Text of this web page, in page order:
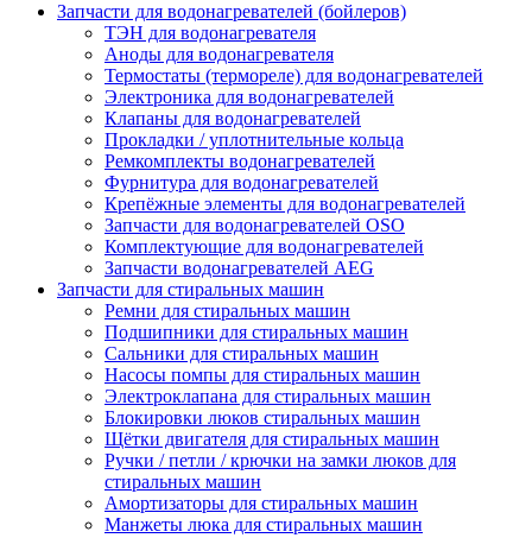
Запчасти для водонагревателей (бойлеров)
ТЭН для водонагревателя
Аноды для водонагревателя
Термостаты (термореле) для водонагревателей
Электроника для водонагревателей
Клапаны для водонагревателей
Прокладки / уплотнительные кольца
Ремкомплекты водонагревателей
Фурнитура для водонагревателей
Крепёжные элементы для водонагревателей
Запчасти для водонагревателей OSO
Комплектующие для водонагревателей
Запчасти водонагревателей AEG
Запчасти для стиральных машин
Ремни для стиральных машин
Подшипники для стиральных машин
Сальники для стиральных машин
Насосы помпы для стиральных машин
Электроклапана для стиральных машин
Блокировки люков стиральных машин
Щётки двигателя для стиральных машин
Ручки / петли / крючки на замки люков для
стиральных машин
Амортизаторы для стиральных машин
Манжеты люка для стиральных машин